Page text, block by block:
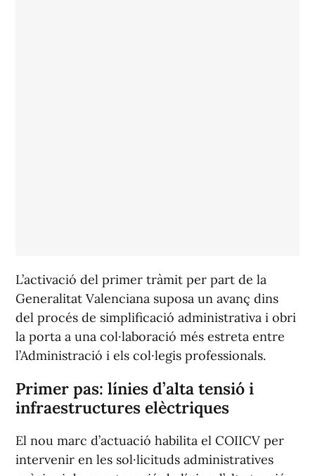
L’activació del primer tràmit per part de la
Generalitat Valenciana suposa un avanç dins
del procés de simplificació administrativa i obri
la porta a una col·laboració més estreta entre
l’Administració i els col·legis professionals.
Primer pas: línies d’alta tensió i
infraestructures elèctriques
El nou marc d’actuació habilita el COIICV per
intervenir en les sol·licituds administratives